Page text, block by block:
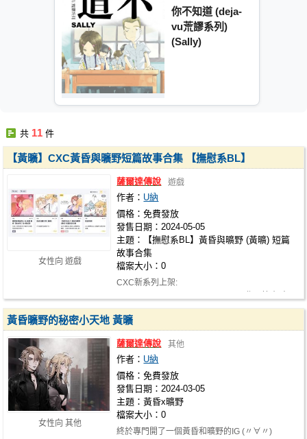
你不知道 (deja-
vu荒謬系列)
(Sally)
共 11 件
女性向 遊戲
【黃曠】CXC黃昏與曠野短篇故事合集 【撫慰系BL】
薩爾達傳說 遊戲
作者： U納
價格：免費發放
發售日期：2024-05-05
主題：【撫慰系BL】黃昏與曠野 (黃曠) 短篇
故事合集
檔案大小：0
CXC新系列上架:
犬吐槽役攻-黃…
女性向 其他
黃昏曠野的秘密小天地 黃曠
薩爾達傳說 其他
作者： U納
價格：免費發放
發售日期：2024-03-05
主題：黃昏x曠野
檔案大小：0
終於專門開了一個黃昏和曠野的IG (〃∀〃)